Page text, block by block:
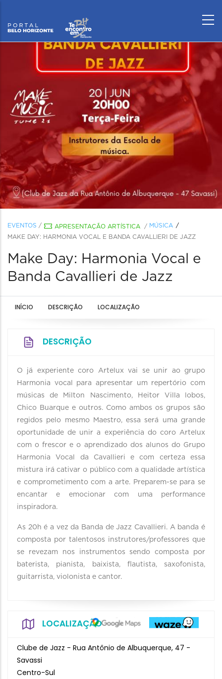
EVENTOS / APRESENTAÇÃO ARTÍSTICA / MÚSICA
MAKE DAY: HARMONIA VOCAL E BANDA CAVALLIERI DE JAZZ
Make Day: Harmonia Vocal e
Banda Cavallieri de Jazz
INÍCIO DESCRIÇÃO LOCALIZAÇÃO
DESCRIÇÃO
O já experiente coro Artelux vai se unir ao grupo
Harmonia vocal para apresentar um repertório com
músicas de Milton Nascimento, Heitor Villa lobos,
Chico Buarque e outros. Como ambos os grupos são
regidos pelo mesmo Maestro, essa será uma grande
oportunidade de unir a experiência do coro Artelux
com o frescor e o aprendizado dos alunos do Grupo
Harmonia Vocal da Cavallieri e com certeza essa
mistura irá cativar o público com a qualidade artística
e comprometimento com a arte. Preparem-se para se
encantar e emocionar com uma performance
inspiradora.
As 20h é a vez da Banda de Jazz Cavallieri. A banda é
composta por talentosos instrutores/professores que
se revezam nos instrumentos sendo composta por
baterista, pianista, baixista, flautista, saxofonista,
guitarrista, violonista e cantor.
LOCALIZAÇÃO
Clube de Jazz - Rua Antônio de Albuquerque, 47 -
Savassi
Centro-Sul